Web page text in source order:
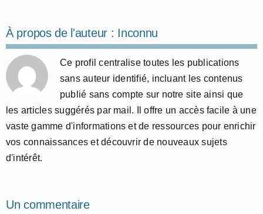
À propos de l'auteur : Inconnu
Ce profil centralise toutes les publications
sans auteur identifié, incluant les contenus
publié sans compte sur notre site ainsi que
les articles suggérés par mail. Il offre un accès facile à une
vaste gamme d'informations et de ressources pour enrichir
vos connaissances et découvrir de nouveaux sujets
d'intérêt.
Un commentaire